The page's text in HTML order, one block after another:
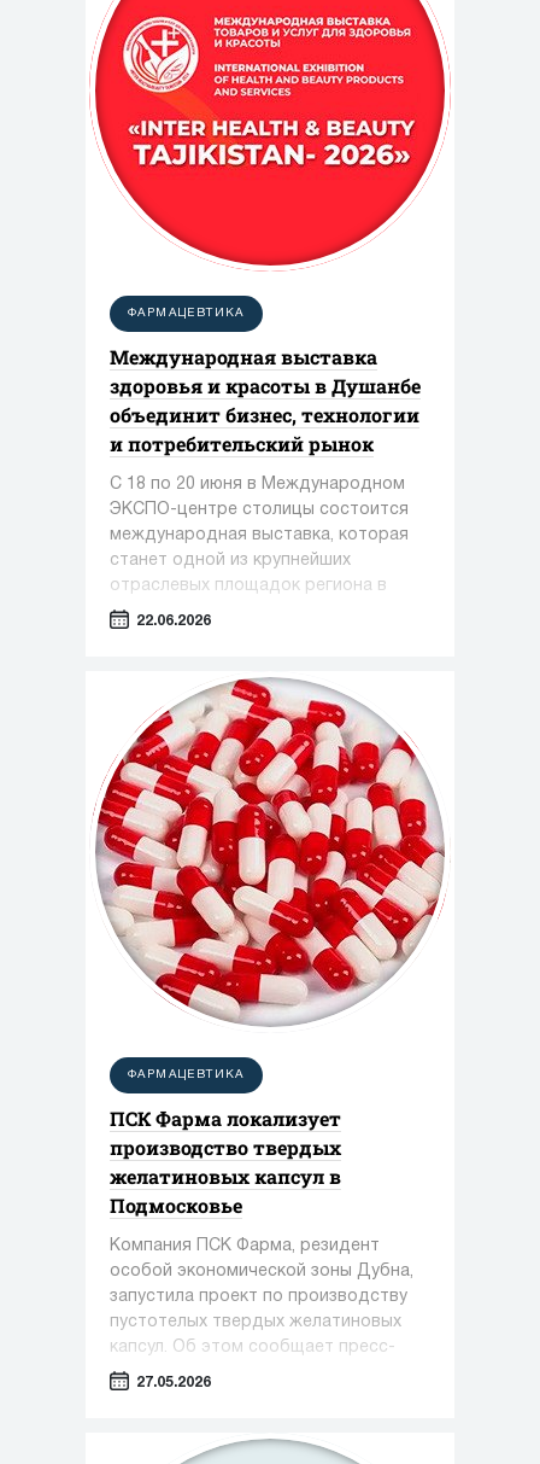
ФАРМАЦЕВТИКА
Международная выставка
здоровья и красоты в Душанбе
объединит бизнес, технологии
и потребительский рынок
С 18 по 20 июня в Международном
ЭКСПО-центре столицы состоится
международная выставка, которая
станет одной из крупнейших
отраслевых площадок региона в
сфере медицины, фармацевтики и
22.06.2026
ФАРМАЦЕВТИКА
ПСК Фарма локализует
производство твердых
желатиновых капсул в
Подмосковье
Компания ПСК Фарма, резидент
особой экономической зоны Дубна,
запустила проект по производству
пустотелых твердых желатиновых
капсул. Об этом сообщает пресс-
служба Министерства инвестиций,
27.05.2026